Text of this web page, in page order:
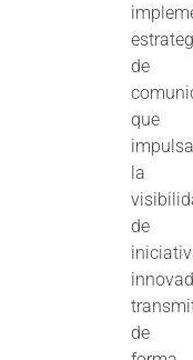
de
que
la
de
de